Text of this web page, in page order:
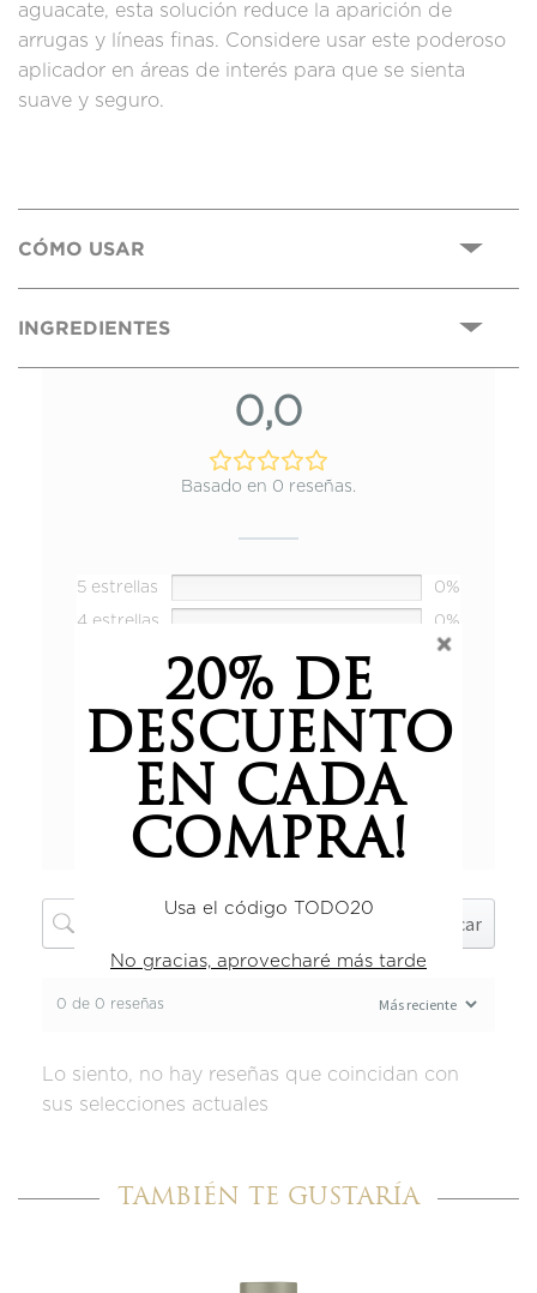
aguacate, esta solución reduce la aparición de
arrugas y líneas finas. Considere usar este poderoso
aplicador en áreas de interés para que se sienta
suave y seguro.
CÓMO USAR
INGREDIENTES
0,0
Basado en 0 reseñas.
5 estrellas
0%
4 estrellas
0%
0%
1 estrella
0%
Añadir una reseña
Buscar
0 de 0 reseñas
Lo siento, no hay reseñas que coincidan con
sus selecciones actuales
TAMBIÉN TE GUSTARÍA
20% DE
DESCUENTO
EN CADA
COMPRA!
Usa el código TODO20
No gracias, aprovecharé más tarde